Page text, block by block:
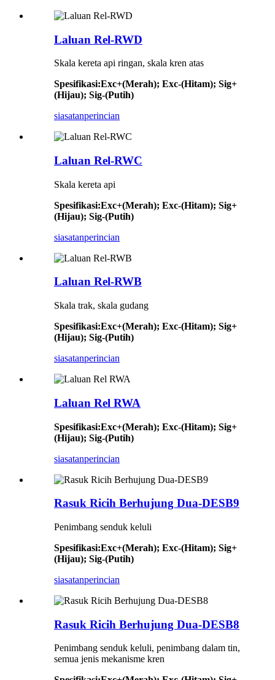
Laluan Rel-RWD
Skala kereta api ringan, skala kren atas
Spesifikasi:Exc+(Merah); Exc-(Hitam); Sig+
(Hijau); Sig-(Putih)
siasatanperincian
Laluan Rel-RWC
Skala kereta api
Spesifikasi:Exc+(Merah); Exc-(Hitam); Sig+
(Hijau); Sig-(Putih)
siasatanperincian
Laluan Rel-RWB
Skala trak, skala gudang
Spesifikasi:Exc+(Merah); Exc-(Hitam); Sig+
(Hijau); Sig-(Putih)
siasatanperincian
Laluan Rel RWA
Spesifikasi:Exc+(Merah); Exc-(Hitam); Sig+
(Hijau); Sig-(Putih)
siasatanperincian
Rasuk Ricih Berhujung Dua-DESB9
Penimbang senduk keluli
Spesifikasi:Exc+(Merah); Exc-(Hitam); Sig+
(Hijau); Sig-(Putih)
siasatanperincian
Rasuk Ricih Berhujung Dua-DESB8
Penimbang senduk keluli, penimbang dalam tin,
semua jenis mekanisme kren